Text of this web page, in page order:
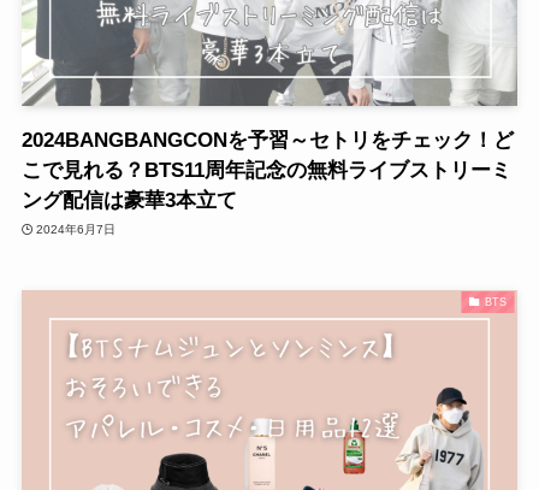
2024BANGBANGCONを予習～セトリをチェック！ど
こで見れる？BTS11周年記念の無料ライブストリーミ
ング配信は豪華3本立て
2024年6月7日
BTS